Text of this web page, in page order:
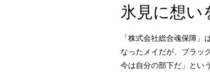
氷見に想い
「株式会社総合魂保障
なったメイだが、ブラッ
今は自分の部下だ」とい